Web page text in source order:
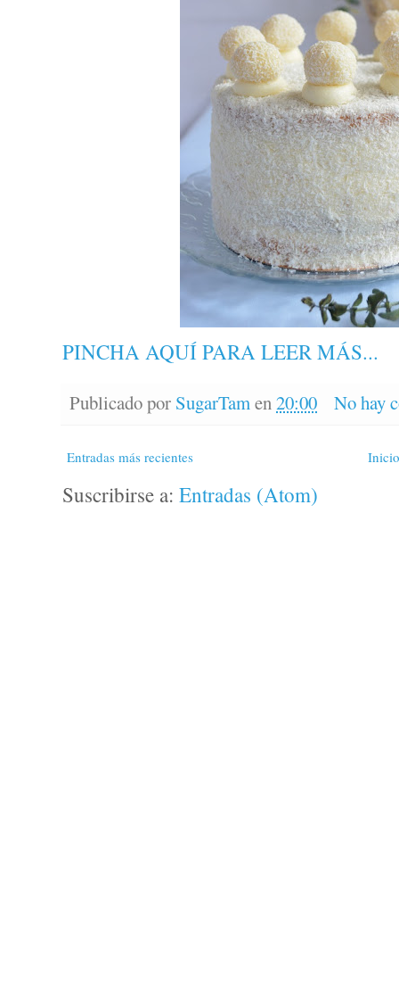
PINCHA AQUÍ PARA LEER MÁS...
Publicado por SugarTamen20:00 No hay
Entradas más recientes Inicio
Suscribirse a: Entradas (Atom)